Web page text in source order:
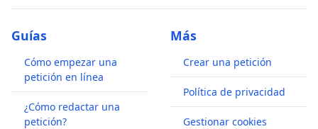
Guías
Cómo empezar una
petición en línea
¿Cómo redactar una
petición?
Más
Crear una petición
Política de privacidad
Gestionar cookies